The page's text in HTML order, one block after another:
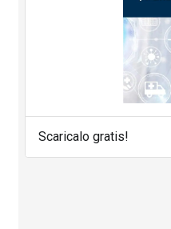
Scaricalo gratis!